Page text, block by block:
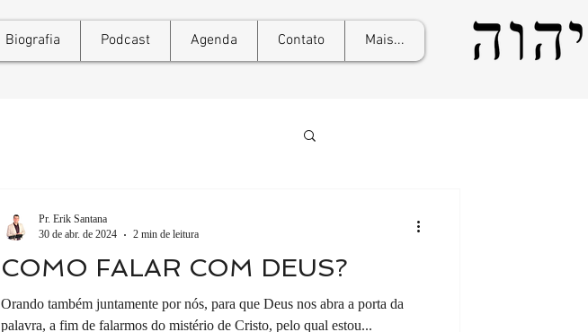
Biografia Podcast Agenda Contato Mais...
COMO FALAR COM DEUS?
Orando também juntamente por nós, para que Deus nos abra a porta da
palavra, a fim de falarmos do mistério de Cristo, pelo qual estou...
Pr. Erik Santana
30 de abr. de 2024
2 min de leitura